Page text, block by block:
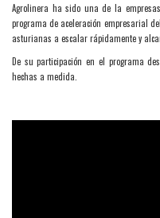
Agrolinera ha sido una de la
programa de aceleración empresarial
asturianas a escalar rápidamente y
De su participación en el programa
hechas a medida.